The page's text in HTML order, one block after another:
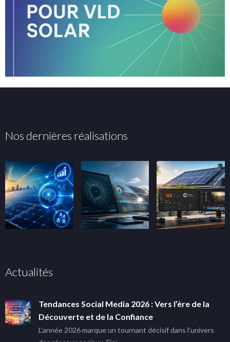
Nos dernières réalisations
Actualités
Tendances Social Media 2026 : Vers l’ère de la
Découverte et de la Confiance
L’année 2026 marque un tournant décisif dans l’univers